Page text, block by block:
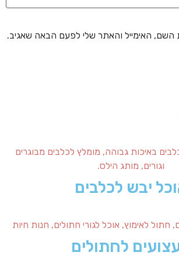
האימייל והאתר שלי לפעם הבאה שאגיב.
יבש לכלבים
לחתולים